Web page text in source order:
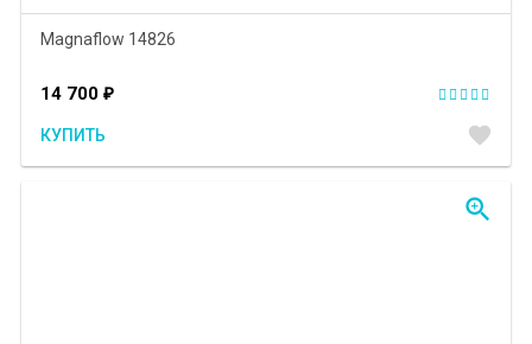
Magnaflow 14826
14 700 ₽
КУПИТЬ favorite
zoom_in